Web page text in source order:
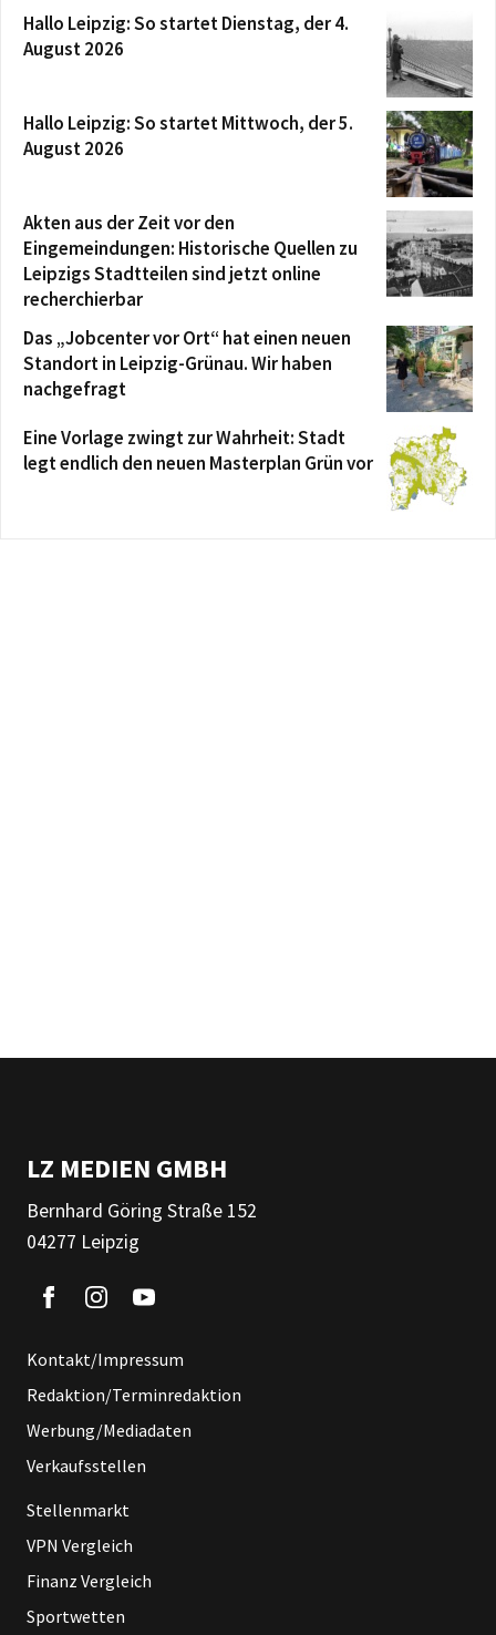
Hallo Leipzig: So startet Dienstag, der 4.
August 2026
Hallo Leipzig: So startet Mittwoch, der 5.
August 2026
Akten aus der Zeit vor den
Eingemeindungen: Historische Quellen zu
Leipzigs Stadtteilen sind jetzt online
recherchierbar
Das „Jobcenter vor Ort“ hat einen neuen
Standort in Leipzig-Grünau. Wir haben
nachgefragt
Eine Vorlage zwingt zur Wahrheit: Stadt
legt endlich den neuen Masterplan Grün vor
LZ MEDIEN GMBH
Bernhard Göring Straße 152
04277 Leipzig
Kontakt/Impressum
Redaktion/Terminredaktion
Werbung/Mediadaten
Verkaufsstellen
Stellenmarkt
VPN Vergleich
Finanz Vergleich
Sportwetten